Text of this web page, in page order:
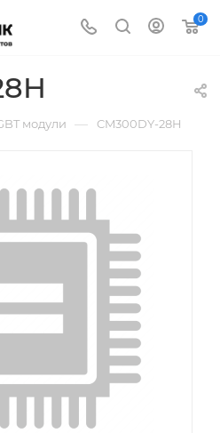
0
модули — CM300DY-28H